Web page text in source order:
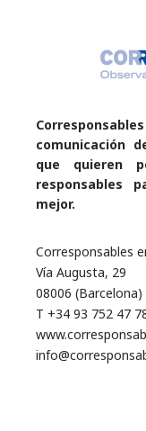
comunicación
que quieren
responsables
mejor.
Corresponsables
Vía Augusta, 29
08006 (Barcelona)
T +34 93 752 47